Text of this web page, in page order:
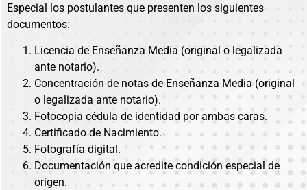
Especial los postulantes que presenten los siguientes
documentos:
Licencia de Enseñanza Media (original o legalizada
ante notario).
Concentración de notas de Enseñanza Media (original
o legalizada ante notario).
Fotocopia cédula de identidad por ambas caras.
Certificado de Nacimiento.
Fotografía digital.
Documentación que acredite condición especial de
origen.